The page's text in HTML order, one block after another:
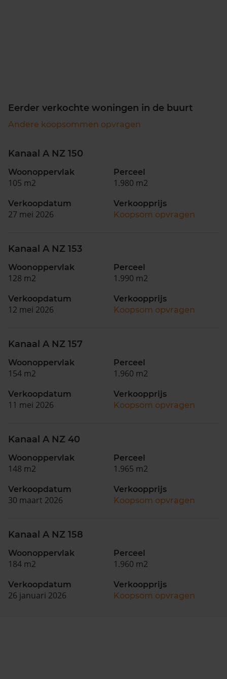
Eerder verkochte woningen in de buurt
Andere koopsommen opvragen
Kanaal A NZ 150
Woonoppervlak
105 m2
Perceel
1.980 m2
Verkoopdatum
27 mei 2026
Verkoopprijs
Koopsom opvragen
Kanaal A NZ 153
Woonoppervlak
128 m2
Perceel
1.990 m2
Verkoopdatum
12 mei 2026
Verkoopprijs
Koopsom opvragen
Kanaal A NZ 157
Woonoppervlak
154 m2
Perceel
1.960 m2
Verkoopdatum
11 mei 2026
Verkoopprijs
Koopsom opvragen
Kanaal A NZ 40
Woonoppervlak
148 m2
Perceel
1.965 m2
Verkoopdatum
30 maart 2026
Verkoopprijs
Koopsom opvragen
Kanaal A NZ 158
Woonoppervlak
184 m2
Perceel
1.960 m2
Verkoopdatum
26 januari 2026
Verkoopprijs
Koopsom opvragen